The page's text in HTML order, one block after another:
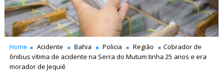
Home Acidente Bahia Policia Região
Cobrador de
ônibus vítima de acidente na Serra do Mutum tinha 25 anos e era
morador de Jequié